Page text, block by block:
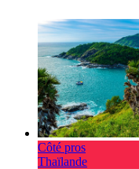
Côté pros
Thaïlande